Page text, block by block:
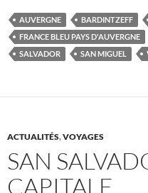
AUVERGNE BARDINTZEFF
FRANCE BLEU PAYS D'AUVERGNE
SALVADOR
SAN MIGUEL
ACTUALITÉS,VOYAGES
SAN
CAPITALE